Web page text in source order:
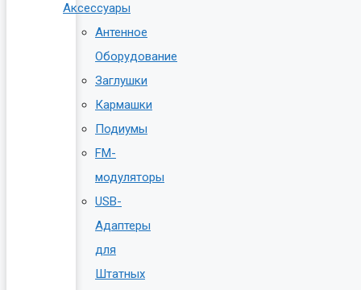
Аксессуары
Антенное
Оборудование
Заглушки
Кармашки
Подиумы
FM-
модуляторы
USB-
Адаптеры
для
Штатных